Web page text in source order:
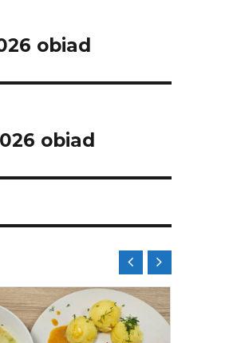
obiad
obiad
 